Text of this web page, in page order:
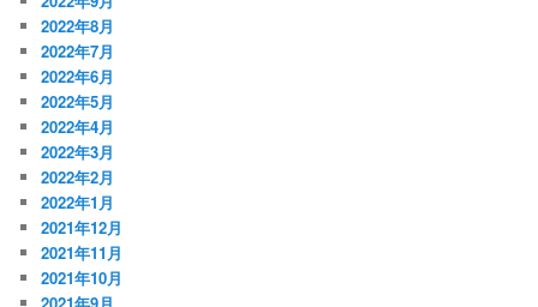
2022年8月
2022年7月
2022年6月
2022年5月
2022年4月
2022年3月
2022年2月
2022年1月
2021年12月
2021年11月
2021年10月